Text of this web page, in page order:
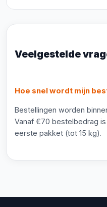
Veelgestelde
Hoe snel wordt mijn
Bestellingen worden
Vanaf €70 bestelbedrag
eerste pakket (tot 15 kg).